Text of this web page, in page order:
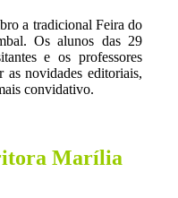
a tradicional Feira do
Os alunos das 29
e os professores
as novidades editoriais,
convidativo.
Marília